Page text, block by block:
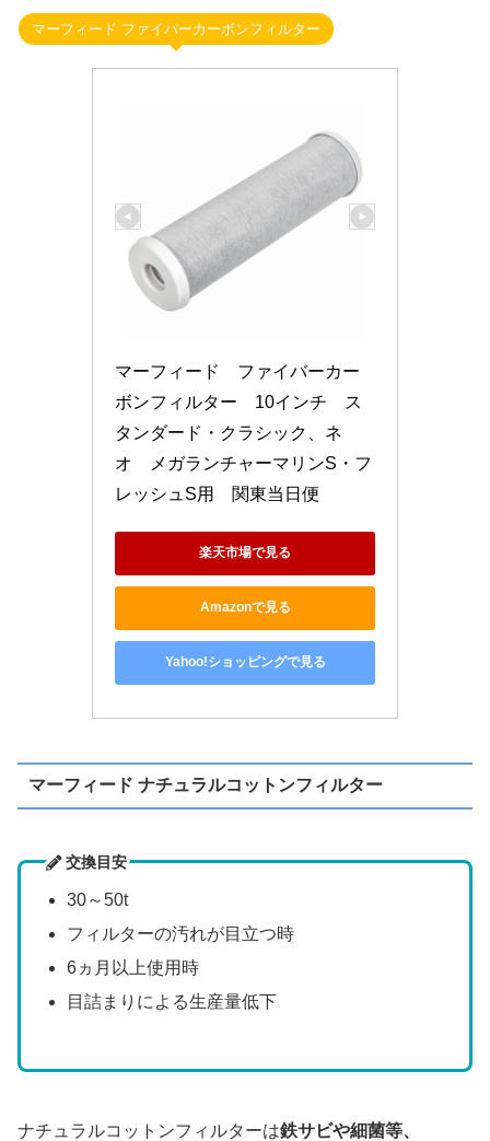
マーフィード ファイバーカーボンフィルター
マーフィード　ファイバーカー
ボンフィルター　10インチ　ス
タンダード・クラシック、ネ
オ　メガランチャーマリンS・フ
レッシュS用　関東当日便
楽天市場で見る
Amazonで見る
Yahoo!ショッピングで見る
マーフィード ナチュラルコットンフィルター
交換目安
30～50t
フィルターの汚れが目立つ時
6ヵ月以上使用時
目詰まりによる生産量低下
ナチュラルコットンフィルターは鉄サビや細菌等、